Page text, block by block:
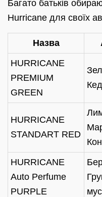
Багато батьків
Hurricane для своїх
Назва
HURRICANE
PREMIUM
GREEN
HURRICANE
STANDART RED
HURRICANE
Auto Perfume
PURPLE